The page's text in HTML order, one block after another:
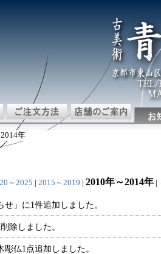
年
～2025 | 2015～2019 | 2010年～2014年 |
せ」に1件追加しました。
除しました。
彫仏1点追加しました。